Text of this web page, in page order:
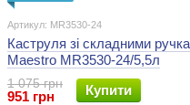
Артикул: MR3530-24
Каструля зі складними
Maestro MR3530-24/5,5л
1 075 грн
951 грн Купити